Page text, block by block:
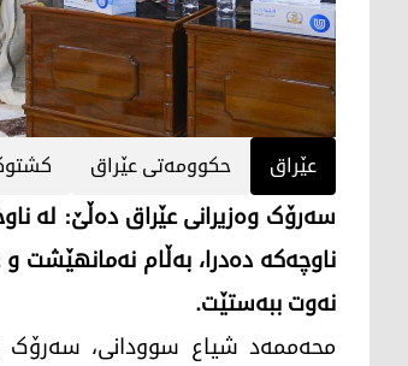
عێراق حکوومەتی عێراق
سەرۆک وەزیرانی عێراق دەڵێ: لە
ناوچەکە دەدرا، بەڵام نەمانهێشت
نەوت ببەستێت.